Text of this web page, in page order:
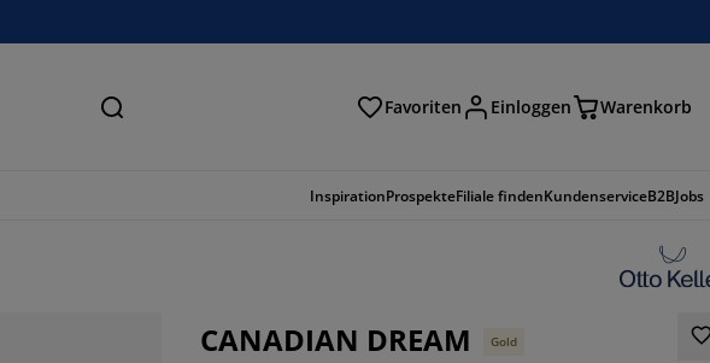
Suchen Favoriten Einloggen Warenkorb
InspirationProspekteFiliale findenKundenserviceB2BJobs
CANADIAN DREAM Gold